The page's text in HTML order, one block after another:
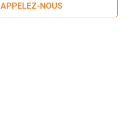
APPELEZ-NOUS